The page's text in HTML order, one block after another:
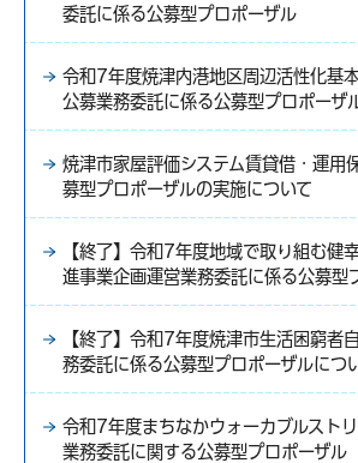
委託に係る公募型プロポーザル
令和7年度焼津内港地区周辺活性化基
公募業務委託に係る公募型プロポーザ
焼津市家屋評価システム賃貸借・運用
募型プロポーザルの実施について
【終了】令和7年度地域で取り組む健
進事業企画運営業務委託に係る公募型
【終了】令和7年度焼津市生活困窮者
務委託に係る公募型プロポーザルにつ
令和7年度まちなかウォーカブルスト
業務委託に関する公募型プロポーザル